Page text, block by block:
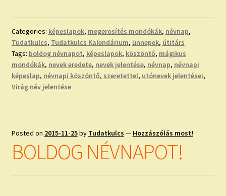
Categories: képeslapok, megerosítés mondókák, névnap,
Tudatkulcs, Tudatkulcs Kalendárium, ünnepek, útitárs
Tags: boldog névnapot, képeslapok, köszöntő, mágikus
mondókák, nevek eredete, nevek jelentése, névnap, névnapi
képeslap, névnapi köszöntő, szeretettel, utónevek jelentései,
Virág név jelentése
Posted on 2015-11-25by Tudatkulcs — Hozzászólás most!
BOLDOG NÉVNAPOT!